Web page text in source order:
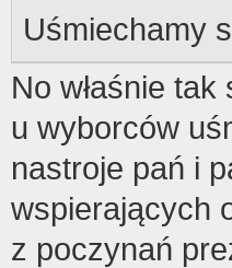
Uśmiechamy
No właśnie
u wyborców
nastroje pań i
wspierających
z poczynań